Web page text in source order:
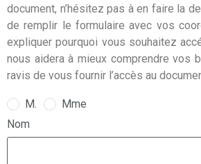
document, n’hésitez pas à en faire la
de remplir le formulaire avec vos
expliquer pourquoi vous souhaitez
nous aidera à mieux comprendre vos
ravis de vous fournir l’accès au
M.
Mme
Nom